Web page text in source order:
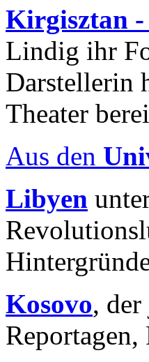
Kirgisztan
Lindig ihr
Darstellerin
Theater
Aus den
Libyen
Kosovo,